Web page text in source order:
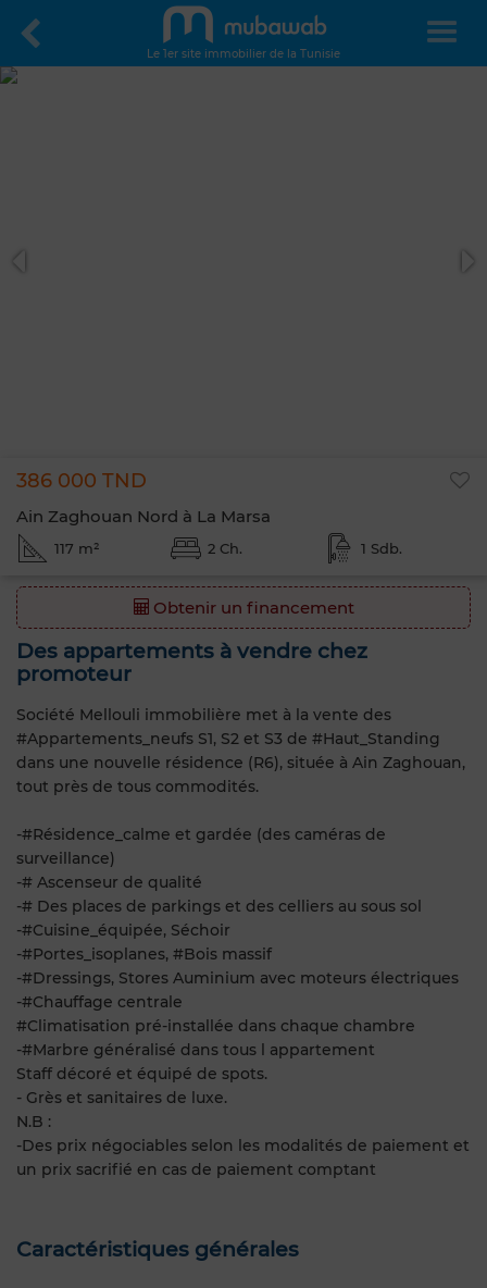
Le 1er site immobilier de la Tunisie
386 000 TND
Ain Zaghouan Nord à La Marsa
117 m² 2 Ch. 1 Sdb.
Obtenir un financement
Des appartements à vendre chez
promoteur
Société Mellouli immobilière met à la vente des
#Appartements_neufs S1, S2 et S3 de #Haut_Standing
dans une nouvelle résidence (R6), située à Ain Zaghouan,
tout près de tous commodités.
-#Résidence_calme et gardée (des caméras de
surveillance)
-# Ascenseur de qualité
-# Des places de parkings et des celliers au sous sol
-#Cuisine_équipée, Séchoir
-#Portes_isoplanes, #Bois massif
-#Dressings, Stores Auminium avec moteurs électriques
-#Chauffage centrale
#Climatisation pré-installée dans chaque chambre
-#Marbre généralisé dans tous l appartement
Staff décoré et équipé de spots.
- Grès et sanitaires de luxe.
N.B :
-Des prix négociables selon les modalités de paiement et
un prix sacrifié en cas de paiement comptant
Caractéristiques générales